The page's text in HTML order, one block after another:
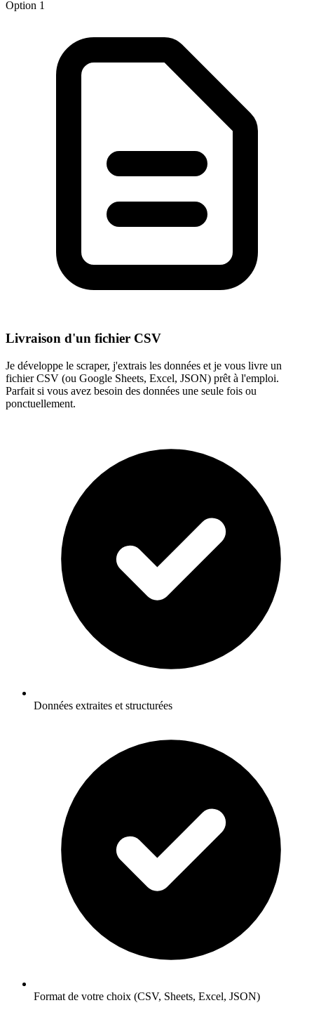
Option 1
Livraison d'un fichier CSV
Je développe le scraper, j'extrais les données et je vous livre un
fichier CSV (ou Google Sheets, Excel, JSON) prêt à l'emploi.
Parfait si vous avez besoin des données une seule fois ou
ponctuellement.
Données extraites et structurées
Format de votre choix (CSV, Sheets, Excel, JSON)